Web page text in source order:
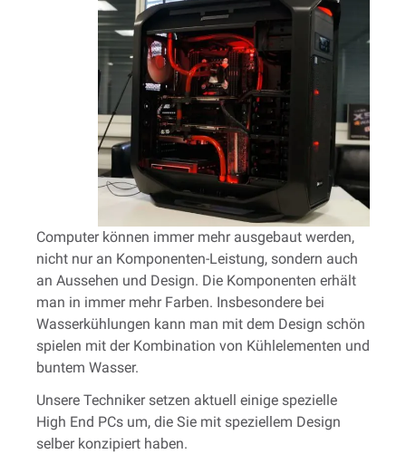
Computer können immer mehr ausgebaut werden,
nicht nur an Komponenten-Leistung, sondern auch
an Aussehen und Design. Die Komponenten erhält
man in immer mehr Farben. Insbesondere bei
Wasserkühlungen kann man mit dem Design schön
spielen mit der Kombination von Kühlelementen und
buntem Wasser.
Unsere Techniker setzen aktuell einige spezielle
High End PCs um, die Sie mit speziellem Design
selber konzipiert haben.